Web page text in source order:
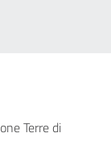
Terre di